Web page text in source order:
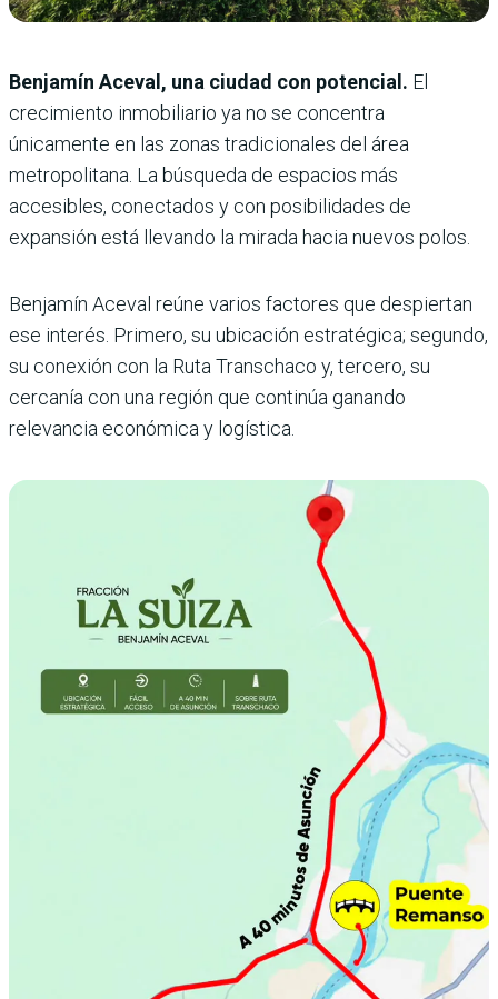
Benjamín Aceval, una ciudad con potencial. El
crecimiento inmobiliario ya no se concentra
únicamente en las zonas tradicionales del área
metropolitana. La búsqueda de espacios más
accesibles, conectados y con posibilidades de
expansión está llevando la mirada hacia nuevos polos.
Benjamín Aceval reúne varios factores que despiertan
ese interés. Primero, su ubicación estratégica; segundo,
su conexión con la Ruta Transchaco y, tercero, su
cercanía con una región que continúa ganando
relevancia económica y logística.